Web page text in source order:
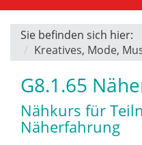
Sie befinden sich hier:
Kreatives, Mode,
G8.1.65
Nähkurs für
Näherfahrung